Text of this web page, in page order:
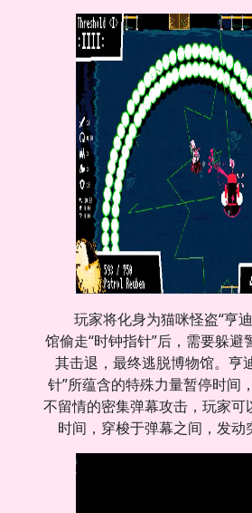
玩家将化身为猫咪怪盗“亨
馆偷走“时钟指针”后，需要躲避
其击退，最终逃脱博物馆。亨
针”所蕴含的特殊力量暂停时间
不留情的密集弹幕攻击，玩家可
时间，穿梭于弹幕之间，发动